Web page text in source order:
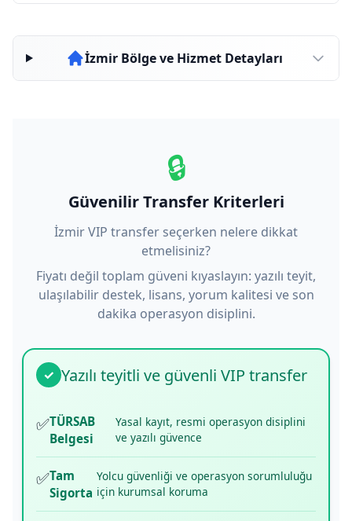
İzmir Bölge ve Hizmet Detayları
🔒
Güvenilir Transfer Kriterleri
İzmir VIP transfer seçerken nelere dikkat
etmelisiniz?
Fiyatı değil toplam güveni kıyaslayın: yazılı teyit,
ulaşılabilir destek, lisans, yorum kalitesi ve son
dakika operasyon disiplini.
✓ Yazılı teyitli ve güvenli VIP transfer
✅TÜRSAB
Belgesi
Yasal kayıt, resmi operasyon disiplini
ve yazılı güvence
✅Tam
Sigorta
Yolcu güvenliği ve operasyon sorumluluğu
için kurumsal koruma